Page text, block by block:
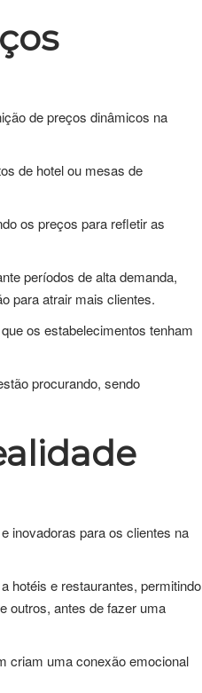
de preços dinâmicos na
de hotel ou mesas de
os preços para refletir as
períodos de alta demanda,
para atrair mais clientes.
os estabelecimentos tenham
procurando, sendo
inovadoras para os clientes na
hotéis e restaurantes, permitindo
outros, antes de fazer uma
criam uma conexão emocional